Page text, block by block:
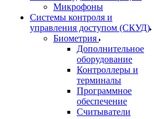
Микрофоны
Системы контроля и
управления доступом (СКУД)
Биометрия
Дополнительное
оборудование
Контроллеры и
терминалы
Программное
обеспечение
Считыватели